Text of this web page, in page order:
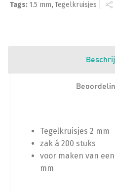
Tags: 1.5 mm,Tegelkruisjes
Tegelkruisjes 2 mm
zak á 200 stuks
voor maken van
mm